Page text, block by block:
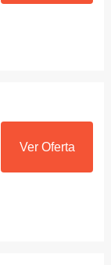
Ver Oferta